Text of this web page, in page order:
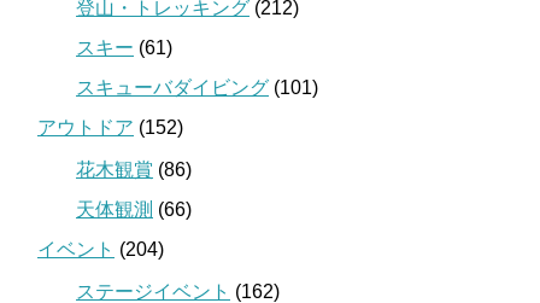
登山・トレッキング (212)
スキー (61)
スキューバダイビング (101)
アウトドア (152)
花木観賞 (86)
天体観測 (66)
イベント (204)
ステージイベント (162)